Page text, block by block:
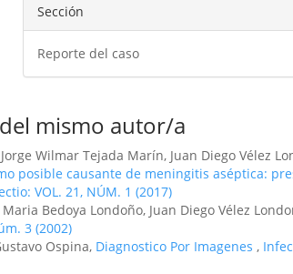
Sección
Reporte del caso
mismo autor/a
Wilmar Tejada Marín, Juan Diego Vélez
posible causante de meningitis aséptica:
VOL. 21, NÚM. 1 (2017)
Bedoya Londoño, Juan Diego Vélez
3 (2002)
Ospina, Diagnostico Por Imagenes ,